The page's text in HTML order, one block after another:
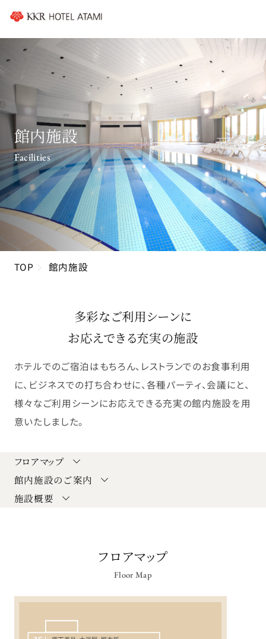
館内施設
Facilities
TOP 館内施設
多彩なご利用シーンに
お応えできる充実の施設
ホテルでのご宿泊はもちろん、レストランでのお食事利用
に、ビジネスでの打ち合わせに、各種パーティ、会議にと、
様々なご利用シーンにお応えできる充実の館内施設を用
意いたしました。
フロアマップ
館内施設のご案内
施設概要
フロアマップ
Floor Map